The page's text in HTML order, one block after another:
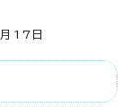
17日